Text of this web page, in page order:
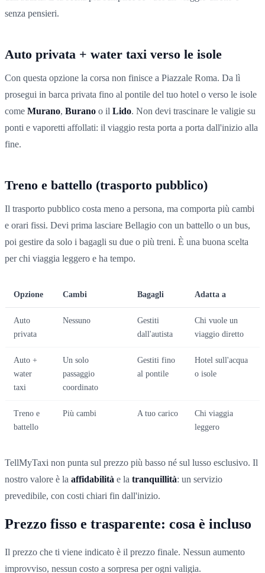
senza pensieri.
Auto privata + water taxi verso le isole
Con questa opzione la corsa non finisce a Piazzale Roma. Da lì
prosegui in barca privata fino al pontile del tuo hotel o verso le isole
come Murano, Burano o il Lido. Non devi trascinare le valigie su
ponti e vaporetti affollati: il viaggio resta porta a porta dall'inizio alla
fine.
Treno e battello (trasporto pubblico)
Il trasporto pubblico costa meno a persona, ma comporta più cambi
e orari fissi. Devi prima lasciare Bellagio con un battello o un bus,
poi gestire da solo i bagagli su due o più treni. È una buona scelta
per chi viaggia leggero e ha tempo.
Opzione Cambi Bagagli Adatta a
Auto
privata
Nessuno
Gestiti
dall'autista
Chi vuole un
viaggio diretto
Auto +
water
taxi
Un solo
passaggio
coordinato
Gestiti fino
al pontile
Hotel sull'acqua
o isole
Treno e
battello
Più cambi A tuo carico
Chi viaggia
leggero
TellMyTaxi non punta sul prezzo più basso né sul lusso esclusivo. Il
nostro valore è la affidabilità e la tranquillità: un servizio
prevedibile, con costi chiari fin dall'inizio.
Prezzo fisso e trasparente: cosa è incluso
Il prezzo che ti viene indicato è il prezzo finale. Nessun aumento
improvviso, nessun costo a sorpresa per ogni valigia.